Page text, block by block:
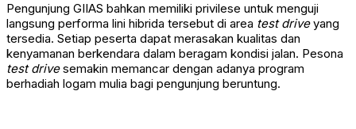
Pengunjung GIIAS bahkan memiliki privilese untuk menguji
langsung performa lini hibrida tersebut di area test driveyang
tersedia. Setiap peserta dapat merasakan kualitas dan
kenyamanan berkendara dalam beragam kondisi jalan. Pesona
test drivesemakin memancar dengan adanya program
berhadiah logam mulia bagi pengunjung beruntung.